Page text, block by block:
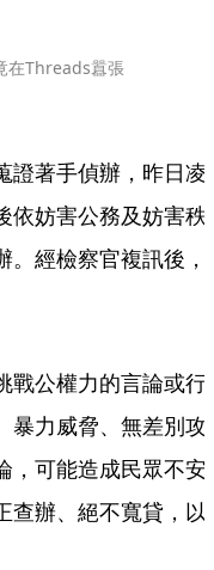
在Threads囂張
證著手偵辦，昨日凌
依妨害公務及妨害秩
。經檢察官複訊後，
戰公權力的言論或行
暴力威脅、無差別攻
，可能造成民眾不安
查辦、絕不寬貸，以